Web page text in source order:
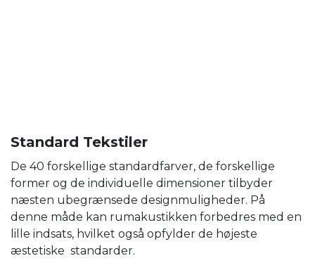
Standard Tekstiler
De 40 forskellige standardfarver, de forskellige
former og de individuelle dimensioner tilbyder
næsten ubegrænsede designmuligheder. På
denne måde kan rumakustikken forbedres med en
lille indsats, hvilket også opfylder de højeste
æstetiske standarder.